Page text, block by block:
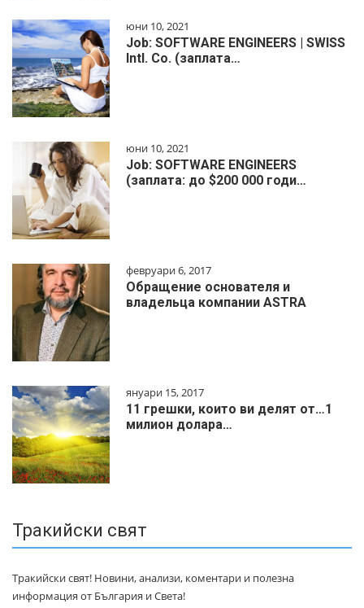
юни 10, 2021
Job: SOFTWARE ENGINEERS | SWISS
Intl. Co. (заплата…
юни 10, 2021
Job: SOFTWARE ENGINEERS
(заплата: до $200 000 годи…
февруари 6, 2017
Обращение основателя и
владельца компании ASTRA
януари 15, 2017
11 грешки, които ви делят от…1
милиoн дoлapa…
Тракийски свят
Тракийски свят! Новини, анализи, коментари и полезна
информация от България и Света!